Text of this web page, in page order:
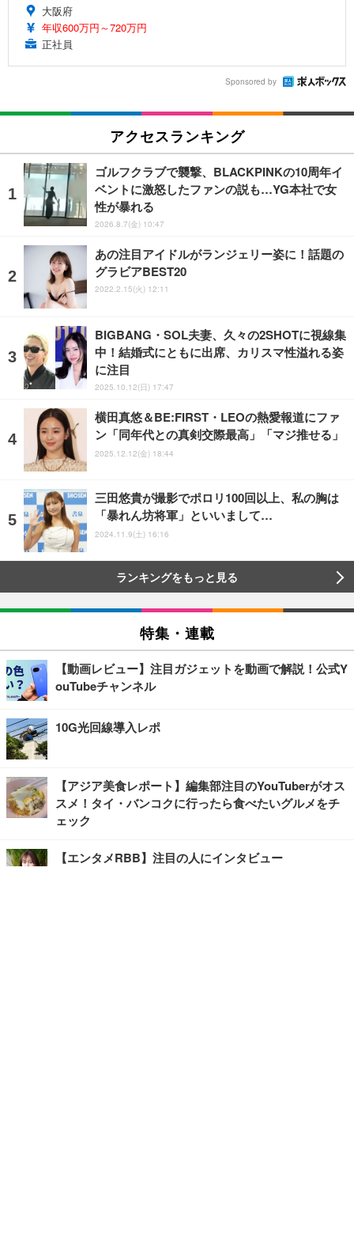
大阪府
年収600万円～720万円
正社員
Sponsored by
アクセスランキング
ゴルフクラブで襲撃、BLACKPINKの10周年イ
ベントに激怒したファンの説も…YG本社で女
性が暴れる
2026.8.7(金) 10:47
あの注目アイドルがランジェリー姿に！話題の
グラビアBEST20
2022.2.15(火) 12:11
BIGBANG・SOL夫妻、久々の2SHOTに視線集
中！結婚式にともに出席、カリスマ性溢れる姿
に注目
2025.10.12(日) 17:47
横田真悠＆BE:FIRST・LEOの熱愛報道にファ
ン「同年代との真剣交際最高」「マジ推せる」
2025.12.12(金) 18:44
三田悠貴が撮影でポロリ100回以上、私の胸は
「暴れん坊将軍」といいまして…
2024.11.9(土) 16:16
ランキングをもっと見る
特集・連載
【動画レビュー】注目ガジェットを動画で解説！公式Y
ouTubeチャンネル
10G光回線導入レポ
【アジア美食レポート】編集部注目のYouTuberがオス
スメ！タイ・バンコクに行ったら食べたいグルメをチ
ェック
【エンタメRBB】注目の人にインタビュー